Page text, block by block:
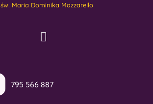
św. Maria Dominika Mazzarello
795 566 887